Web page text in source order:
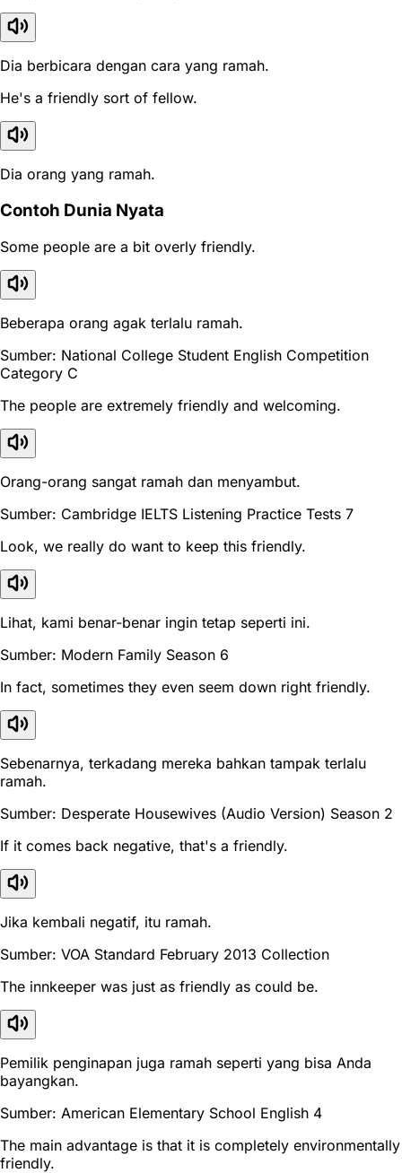
Dia berbicara dengan cara yang ramah.
He's a friendly sort of fellow.
Dia orang yang ramah.
Contoh Dunia Nyata
Some people are a bit overly friendly.
Beberapa orang agak terlalu ramah.
Sumber: National College Student English Competition
Category C
The people are extremely friendly and welcoming.
Orang-orang sangat ramah dan menyambut.
Sumber: Cambridge IELTS Listening Practice Tests 7
Look, we really do want to keep this friendly.
Lihat, kami benar-benar ingin tetap seperti ini.
Sumber: Modern Family Season 6
In fact, sometimes they even seem down right friendly.
Sebenarnya, terkadang mereka bahkan tampak terlalu
ramah.
Sumber: Desperate Housewives (Audio Version) Season 2
If it comes back negative, that's a friendly.
Jika kembali negatif, itu ramah.
Sumber: VOA Standard February 2013 Collection
The innkeeper was just as friendly as could be.
Pemilik penginapan juga ramah seperti yang bisa Anda
bayangkan.
Sumber: American Elementary School English 4
The main advantage is that it is completely environmentally
friendly.